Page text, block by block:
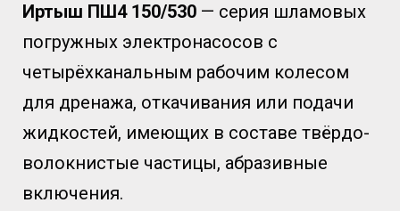
Иртыш ПШ4 150/530 — серия шламовых
погружных электронасосов с
четырёхканальным рабочим колесом
для дренажа, откачивания или подачи
жидкостей, имеющих в составе твёрдо-
волокнистые частицы, абразивные
включения.